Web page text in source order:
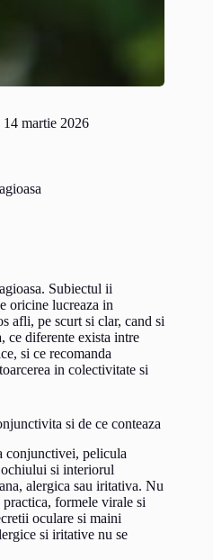
14 martie 2026
Subiectul ii
oricine lucreaza in
afli, pe scurt si clar, cand si
ce diferente exista intre
si ce recomanda
in colectivitate si
si de ce conteaza
conjunctivei, pelicula
ochiului si interiorul
alergica sau iritativa. Nu
formele virale si
oculare si maini
si iritative nu se